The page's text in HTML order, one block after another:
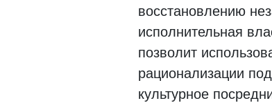
восстановлению
исполнительная
позволит
рационализации
культурное